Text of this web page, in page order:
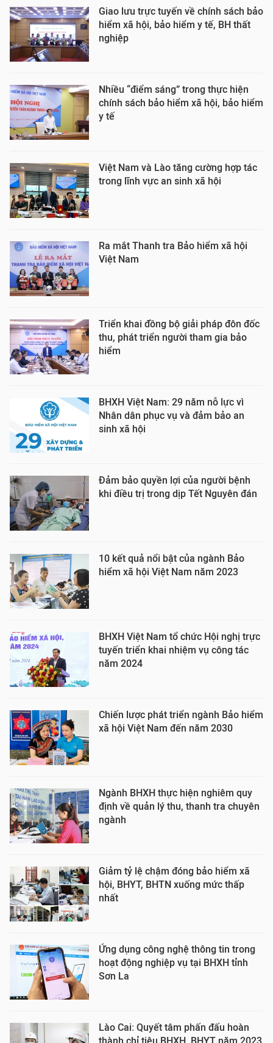
Giao lưu trực tuyến về chính sách bảo
hiểm xã hội, bảo hiểm y tế, BH thất
nghiệp
Nhiều “điểm sáng” trong thực hiện
chính sách bảo hiểm xã hội, bảo hiểm
y tế
Việt Nam và Lào tăng cường hợp tác
trong lĩnh vực an sinh xã hội
Ra mắt Thanh tra Bảo hiểm xã hội
Việt Nam
Triển khai đồng bộ giải pháp đôn đốc
thu, phát triển người tham gia bảo
hiểm
BHXH Việt Nam: 29 năm nỗ lực vì
Nhân dân phục vụ và đảm bảo an
sinh xã hội
Đảm bảo quyền lợi của người bệnh
khi điều trị trong dịp Tết Nguyên đán
10 kết quả nổi bật của ngành Bảo
hiểm xã hội Việt Nam năm 2023
BHXH Việt Nam tổ chức Hội nghị trực
tuyến triển khai nhiệm vụ công tác
năm 2024
Chiến lược phát triển ngành Bảo hiểm
xã hội Việt Nam đến năm 2030
Ngành BHXH thực hiện nghiêm quy
định về quản lý thu, thanh tra chuyên
ngành
Giảm tỷ lệ chậm đóng bảo hiểm xã
hội, BHYT, BHTN xuống mức thấp
nhất
Ứng dụng công nghệ thông tin trong
hoạt động nghiệp vụ tại BHXH tỉnh
Sơn La
Lào Cai: Quyết tâm phấn đấu hoàn